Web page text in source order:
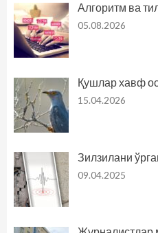
Алгоритм ва
05.08.2026
Қушлар хавф
15.04.2026
Зилзилани
09.04.2025